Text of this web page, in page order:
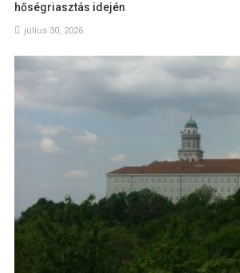
hőségriasztás idején
július 30, 2026